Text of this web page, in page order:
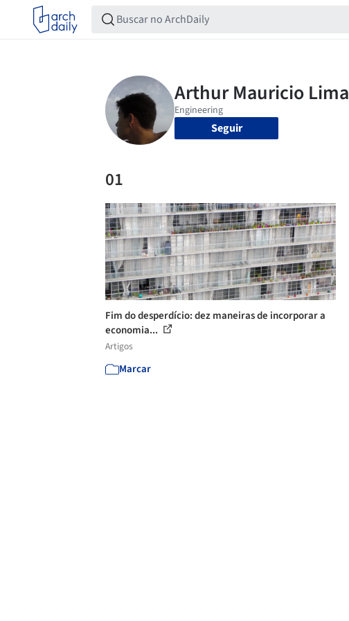
Seguir
01
Fim do desperdício: dez maneiras de incorporar a
economia...
Artigos
Marcar